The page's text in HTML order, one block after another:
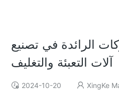
الرائدة في تصنيع
آلات التعبئة والتغليف
2024-10-20 XingKe